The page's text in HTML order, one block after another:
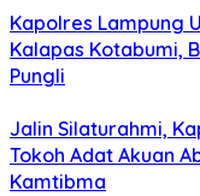
Kapolres Lampung
Kalapas Kotabumi,
Pungli
Jalin Silaturahmi,
Tokoh Adat Akuan
Kamtibma